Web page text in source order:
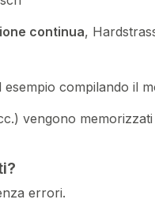
continua,
compilando il
vengono
errori.